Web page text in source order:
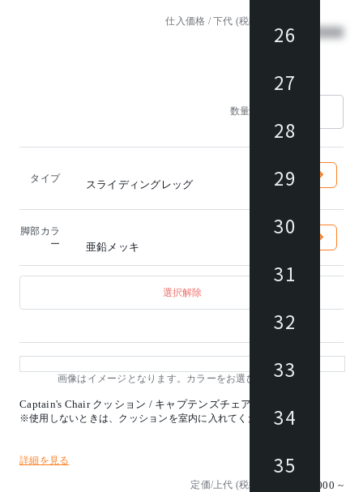
仕入価格 / 下代 (税抜)
¥
数量
26
27
28
29
30
31
32
33
34
35
タイプ スライディングレッグ
脚部カラ
ー
亜鉛メッキ
選択解除
画像はイメージとなります。カラーをお選びください。
Captain's Chair クッション / キャプテンズチェア
※使用しないときは、クッションを室内に入れてください。
詳細を見る
定価/上代 (税抜) ¥56,000 ~